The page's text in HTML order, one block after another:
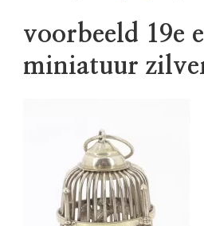
voorbeeld 19e
miniatuur